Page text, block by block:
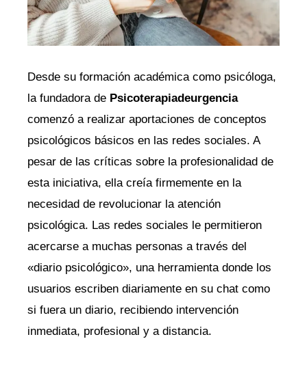
Desde su formación académica como psicóloga,
la fundadora de Psicoterapiadeurgencia
comenzó a realizar aportaciones de conceptos
psicológicos básicos en las redes sociales. A
pesar de las críticas sobre la profesionalidad de
esta iniciativa, ella creía firmemente en la
necesidad de revolucionar la atención
psicológica. Las redes sociales le permitieron
acercarse a muchas personas a través del
«diario psicológico», una herramienta donde los
usuarios escriben diariamente en su chat como
si fuera un diario, recibiendo intervención
inmediata, profesional y a distancia.